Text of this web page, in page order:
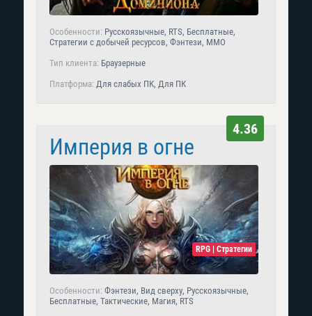
Особенности: Русскоязычные, RTS, Бесплатные,
Стратегии с добычей ресурсов, Фэнтези, MMO
Тип клиента: Браузерные
Платформа: Для слабых ПК, Для ПК
Империя в огне
4.36
RPG | Стратегии
Особенности: Фэнтези, Вид сверху, Русскоязычные,
Бесплатные, Тактические, Магия, RTS